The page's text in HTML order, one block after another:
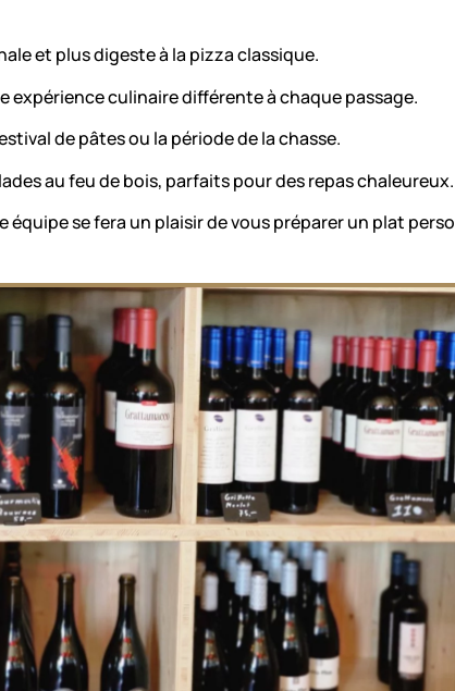
et plus digeste à la pizza classique.
expérience culinaire différente à chaque passage.
de pâtes ou la période de la chasse.
au feu de bois, parfaits pour des repas chaleureux.
se fera un plaisir de vous préparer un plat